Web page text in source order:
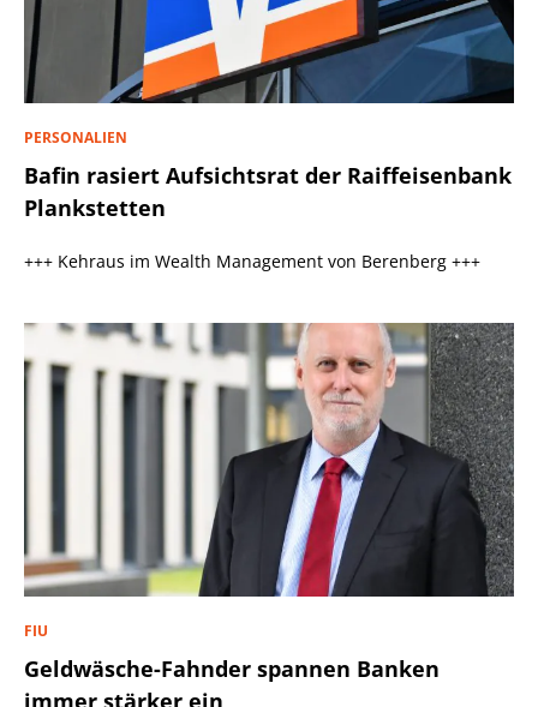
PERSONALIEN
Bafin rasiert Aufsichtsrat der Raiffeisenbank
Plankstetten
+++ Kehraus im Wealth Management von Berenberg +++
FIU
Geldwäsche-Fahnder spannen Banken